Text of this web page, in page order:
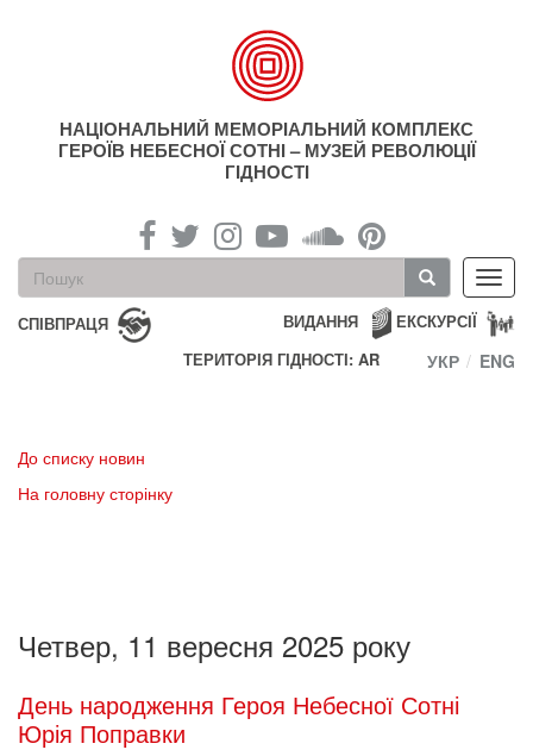
НАЦІОНАЛЬНИЙ МЕМОРІАЛЬНИЙ КОМПЛЕКС
ГЕРОЇВ НЕБЕСНОЇ СОТНІ – МУЗЕЙ РЕВОЛЮЦІЇ
ГІДНОСТІ
Пошукова
форма
Пошук
СПІВПРАЦЯ ЕКСКУРСІЇ
ВИДАННЯ
ТЕРИТОРІЯ ГІДНОСТІ: AR
УКР ENG
До списку новин
На головну сторінку
Четвер, 11 вересня 2025 року
День народження Героя Небесної Сотні
Юрія Поправки